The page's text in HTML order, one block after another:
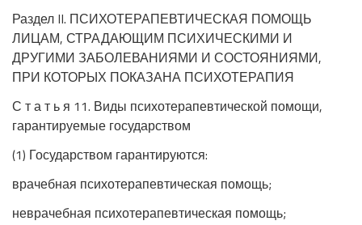
Раздел II. ПСИХОТЕРАПЕВТИЧЕСКАЯ ПОМОЩЬ
ЛИЦАМ, СТРАДАЮЩИМ ПСИХИЧЕСКИМИ И
ДРУГИМИ ЗАБОЛЕВАНИЯМИ И СОСТОЯНИЯМИ,
ПРИ КОТОРЫХ ПОКАЗАНА ПСИХОТЕРАПИЯ
С т а т ь я 11. Виды психотерапевтической помощи,
гарантируемые государством
(1) Государством гарантируются:
врачебная психотерапевтическая помощь;
неврачебная психотерапевтическая помощь;